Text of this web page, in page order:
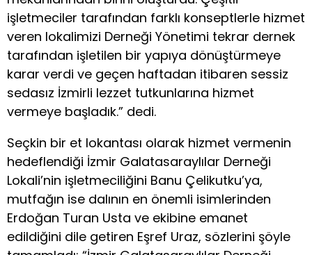
işletmeciler tarafından farklı konseptlerle hizmet
veren lokalimizi Derneği Yönetimi tekrar dernek
tarafından işletilen bir yapıya dönüştürmeye
karar verdi ve geçen haftadan itibaren sessiz
sedasız İzmirli lezzet tutkunlarına hizmet
vermeye başladık.” dedi.
Seçkin bir et lokantası olarak hizmet vermenin
hedeflendiği İzmir Galatasaraylılar Derneği
Lokali’nin işletmeciliğini Banu Çelikutku’ya,
mutfağın ise dalının en önemli isimlerinden
Erdoğan Turan Usta ve ekibine emanet
edildiğini dile getiren Eşref Uraz, sözlerini şöyle